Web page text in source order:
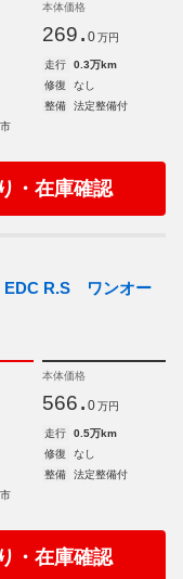
本体価格
269. 0 万円
走行
0.3万km
修復
なし
整備
法定整備付
・在庫確認
EDC R.S ワンオー
本体価格
566. 0 万円
走行
0.5万km
修復
なし
整備
法定整備付
・在庫確認